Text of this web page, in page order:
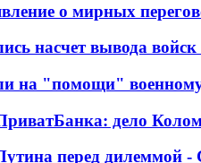
о мирных
насчет вывода войск
на "помощи"
дело
перед дилеммой